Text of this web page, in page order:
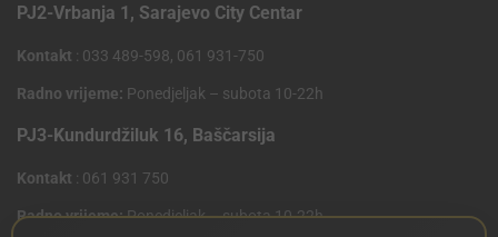
PJ2-Vrbanja 1, Sarajevo City Centar
Kontakt : 033 489-598, 061 931-750
Radno vrijeme: Ponedjeljak – subota 10-22h
PJ3-Kundurdžiluk 16, Baščarsija
Kontakt : 061 931 750
Radno vrijeme:Ponedjeljak – subota 10-22h